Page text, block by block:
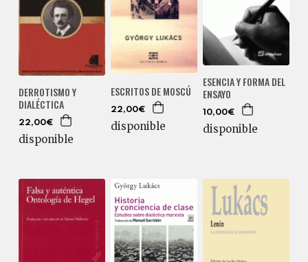
DERROTISMO Y
DIALÉCTICA
22,00€
disponible
ESCRITOS DE MOSCÚ
22,00€
disponible
ESENCIA Y FORMA DEL
ENSAYO
10,00€
disponible